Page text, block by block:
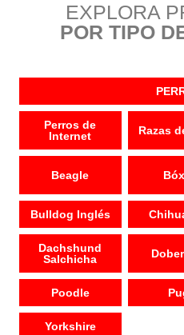
EXPLORA
POR TIPO
Perros de
Internet
Razas
Beagle
Bulldog Inglés
Dachshund
Salchicha
Poodle
Yorkshire